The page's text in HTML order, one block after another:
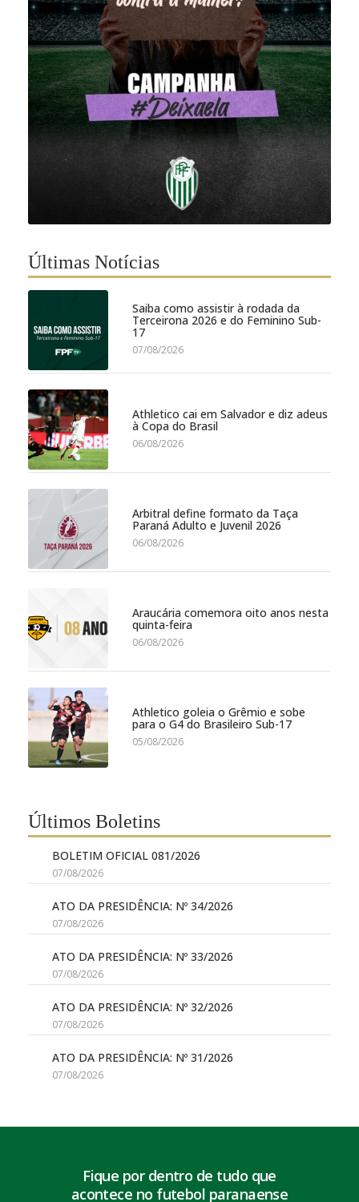
Últimas Notícias
Saiba como assistir à rodada da
Terceirona 2026 e do Feminino Sub-
17
07/08/2026
Athletico cai em Salvador e diz adeus
à Copa do Brasil
06/08/2026
Arbitral define formato da Taça
Paraná Adulto e Juvenil 2026
06/08/2026
Araucária comemora oito anos nesta
quinta-feira
06/08/2026
Athletico goleia o Grêmio e sobe
para o G4 do Brasileiro Sub-17
05/08/2026
Últimos Boletins
BOLETIM OFICIAL 081/2026
07/08/2026
ATO DA PRESIDÊNCIA: Nº 34/2026
07/08/2026
ATO DA PRESIDÊNCIA: Nº 33/2026
07/08/2026
ATO DA PRESIDÊNCIA: Nº 32/2026
07/08/2026
ATO DA PRESIDÊNCIA: Nº 31/2026
07/08/2026
Fique por dentro de tudo que
acontece no futebol paranaense